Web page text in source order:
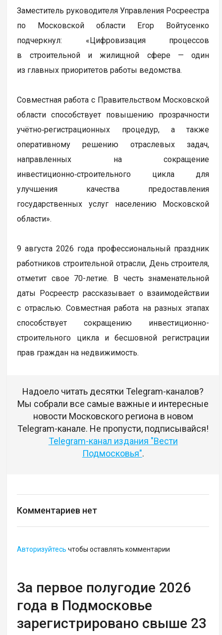
Заместитель руководителя Управления Росреестра
по Московской области Егор Войтусенко
подчеркнул: «Цифровизация процессов
в строительной и жилищной сфере — один
из главных приоритетов работы ведомства.
Совместная работа с Правительством Московской
области способствует повышению прозрачности
учётно‑регистрационных процедур, а также
оперативному решению отраслевых задач,
направленных на сокращение
инвестиционно‑строительного цикла для
улучшения качества предоставления
государственных услуг населению Московской
области».
9 августа 2026 года профессиональный праздник
работников строительной отрасли, День строителя,
отметит свое 70-летие. В честь знаменательной
даты Росреестр рассказывает о взаимодействии
с отраслью. Совместная работа на разных этапах
способствует сокращению инвестиционно-
строительного цикла и бесшовной регистрации
прав граждан на недвижимость.
Надоело читать десятки Telegram-каналов?
Мы собрали все самые важные и интересные
новости Московского региона в новом
Telegram-канале. Не пропусти, подписывайся!
Telegram-канал издания "Вести
Подмосковья".
Комментариев нет
Авторизуйтесь чтобы оставлять комментарии
За первое полугодие 2026
года в Подмосковье
зарегистрировано свыше 23